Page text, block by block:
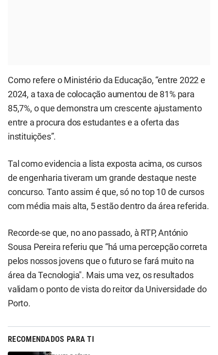
Como refere o Ministério da Educação, “entre 2022 e
2024, a taxa de colocação aumentou de 81% para
85,7%, o que demonstra um crescente ajustamento
entre a procura dos estudantes e a oferta das
instituições”.
Tal como evidencia a lista exposta acima, os cursos
de engenharia tiveram um grande destaque neste
concurso. Tanto assim é que, só no top 10 de cursos
com média mais alta, 5 estão dentro da área referida.
Recorde-se que, no ano passado, à RTP, António
Sousa Pereira referiu que “há uma percepção correta
pelos nossos jovens que o futuro se fará muito na
área da Tecnologia". Mais uma vez, os resultados
validam o ponto de vista do reitor da Universidade do
Porto.
RECOMENDADOS PARA TI